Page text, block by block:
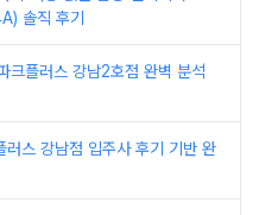
솔직 후기
크플러스 강남2호점 완벽 분석
러스 강남점 입주사 후기 기반 완